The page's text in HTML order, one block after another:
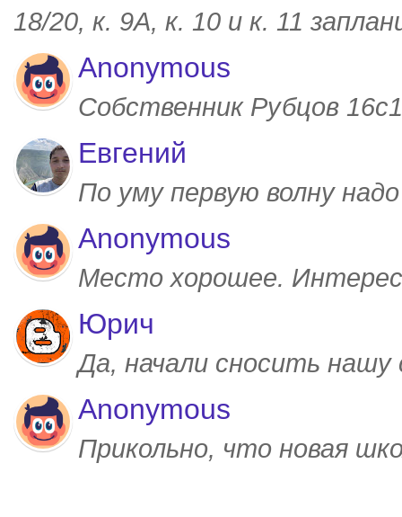
18/20, к. 9А, к. 10 и к. 11
Anonymous
Собственник Рубцов
Евгений
По уму первую волну
Anonymous
Место хорошее.
Юрич
Да, начали сносить
Anonymous
Прикольно, что новая